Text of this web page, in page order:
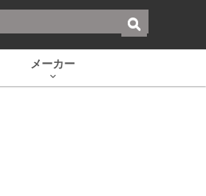
メーカー